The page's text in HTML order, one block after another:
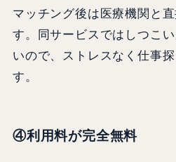
マッチング後は医療機関と
す。同サービスではしつこ
いので、ストレスなく仕事
す。
④利用料が完全無料